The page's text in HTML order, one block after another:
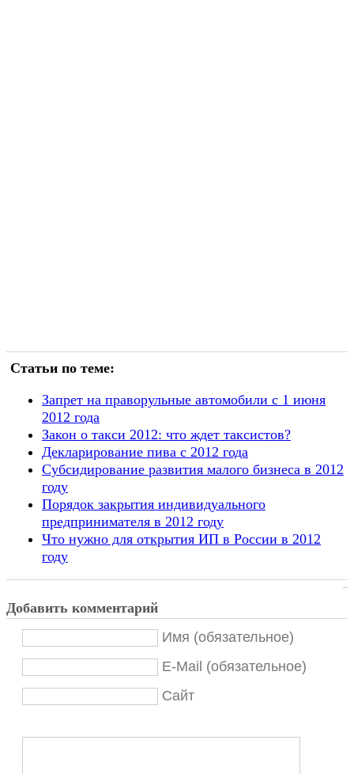
Статьи по теме:
Запрет на праворульные автомобили с 1 июня
2012 года
Закон о такси 2012: что ждет таксистов?
Декларирование пива с 2012 года
Cубсидирование развития малого бизнеса в 2012
году
Порядок закрытия индивидуального
предпринимателя в 2012 году
Что нужно для открытия ИП в России в 2012
году
Добавить комментарий
Имя (обязательное)
E-Mail (обязательное)
Сайт